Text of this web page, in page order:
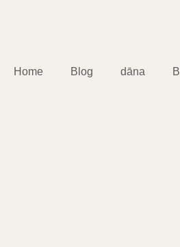
Home Blog dāna